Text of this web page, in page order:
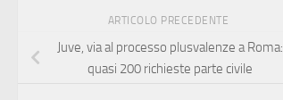
ARTICOLO PRECEDENTE
Juve, via al processo plusvalenze a Roma:
quasi 200 richieste parte civile